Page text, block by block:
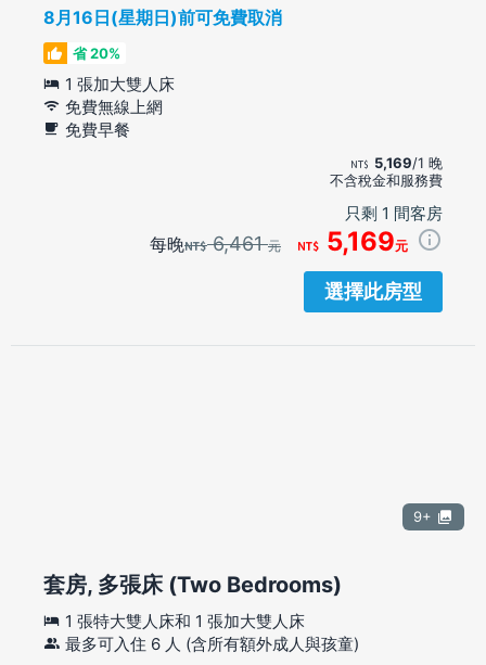
8月16日(星期日)前可免費取消
省 20%
1 張加大雙人床
免費無線上網
免費早餐
5,169/1 晚
不含稅金和服務費
只剩 1 間客房
每晚 6,461元 5,169元
選擇此房型
9+
套房, 多張床 (Two Bedrooms)
1 張特大雙人床和 1 張加大雙人床
最多可入住 6 人 (含所有額外成人與孩童)